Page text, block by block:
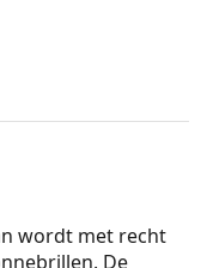
wordt met recht
De